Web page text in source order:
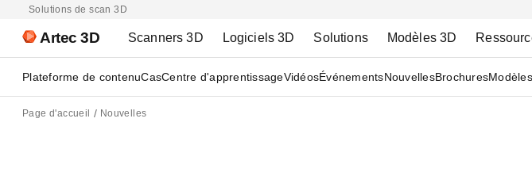
Solutions de scan 3D
Artec 3D Scanners 3D Logiciels 3D Solutions Modèles 3D
Plateforme de contenuCasCentre d'apprentissageVidéosÉvénementsNouvellesBrochures
Page d'accueil Nouvelles